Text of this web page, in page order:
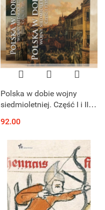
Polska w dobie wojny
siedmioletniej. Część I i II -
92.00